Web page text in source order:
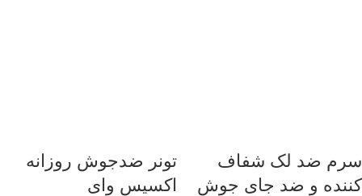
سرم ضد لک شفاف
کننده و ضد جای جوش
تونر ضدجوش روزانه
اکسیس‌ وای